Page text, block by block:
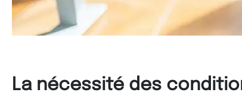
La nécessité des